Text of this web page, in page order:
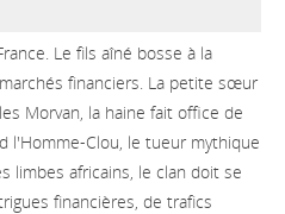
Le fils aîné bosse à la
financiers. La petite sœur
Morvan, la haine fait office de
l'Homme-Clou, le tueur mythique
limbes africains, le clan doit se
financières, de trafics